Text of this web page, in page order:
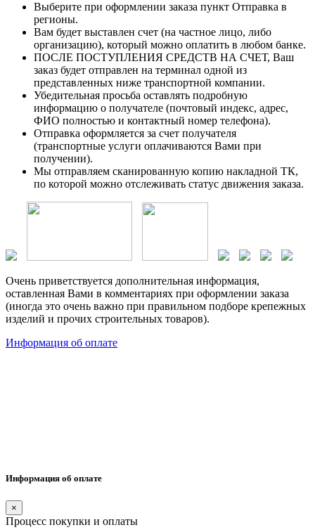
Выберите при оформлении заказа пункт Отправка в
регионы.
Вам будет выставлен счет (на частное лицо, либо
организацию), который можно оплатить в любом банке.
ПОСЛЕ ПОСТУПЛЕНИЯ СРЕДСТВ НА СЧЕТ, Ваш
заказ будет отправлен на терминал одной из
представленных ниже транспортной компании.
Убедительная просьба оставлять подробную
информацию о получателе (почтовый индекс, адрес,
ФИО полностью и контактный номер телефона).
Отправка оформляется за счет получателя
(транспортные услуги оплачиваются Вами при
получении).
Мы отправляем сканированную копию накладной ТК,
по которой можно отслеживать статус движения заказа.
Очень приветствуется дополнительная информация,
оставленная Вами в комментариях при оформлении заказа
(иногда это очень важно при правильном подборе крепежных
изделий и прочих строительных товаров).
Информация об оплате
Информация об оплате
×
Процесс покупки и оплаты